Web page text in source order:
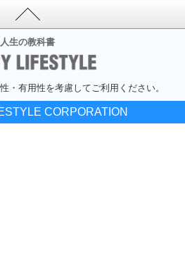
人生の教科書
・有用性を考慮してご利用ください。
CORPORATION